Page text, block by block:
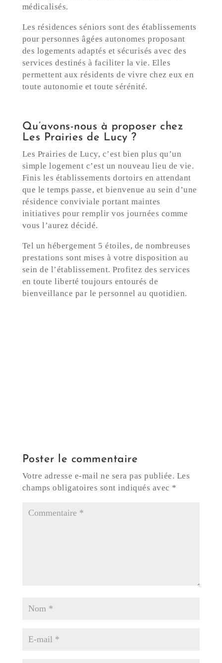
médicalisés.
Les résidences séniors sont des établissements
pour personnes âgées autonomes proposant
des logements adaptés et sécurisés avec des
services destinés à faciliter la vie. Elles
permettent aux résidents de vivre chez eux en
toute autonomie et toute sérénité.
Qu’avons-nous à proposer chez
Les Prairies de Lucy ?
Les Prairies de Lucy, c’est bien plus qu’un
simple logement c’est un nouveau lieu de vie.
Finis les établissements dortoirs en attendant
que le temps passe, et bienvenue au sein d’une
résidence conviviale portant maintes
initiatives pour remplir vos journées comme
vous l’aurez décidé.
Tel un hébergement 5 étoiles, de nombreuses
prestations sont mises à votre disposition au
sein de l’établissement. Profitez des services
en toute liberté toujours entourés de
bienveillance par le personnel au quotidien.
Poster le commentaire
Votre adresse e-mail ne sera pas publiée. Les
champs obligatoires sont indiqués avec *